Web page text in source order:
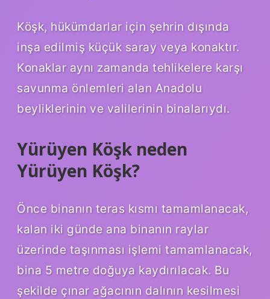
Köşk, hükümdarlar için şehrin dışında
inşa edilmiş küçük saray veya konaktır.
Konaklar aynı zamanda tehlikelere karşı
savunma önlemleri alan Anadolu
beyliklerinin ve valilerinin binalarıydı.
Yürüyen Köşk neden
Yürüyen Köşk?
Önce binanın teras kısmı tamamlanacak,
kalan iki günde ana binanın raylar
üzerinde taşınması işlemi tamamlanacak,
bina 5 metre doğuya kaydırılacak. Bu
şekilde çınar ağacının dalının kesilmesi